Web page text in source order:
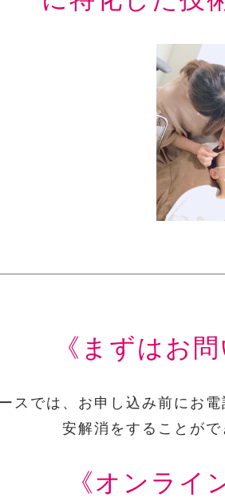
《まずはお
スでは、お申し込み前にお
安解消をすることがで
《オンライ